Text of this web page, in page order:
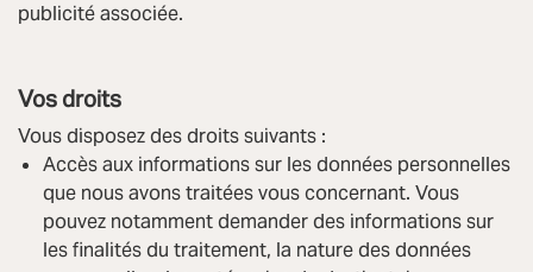
publicité associée.
Vos droits
Vous disposez des droits suivants :
Accès aux informations sur les données personnelles
que nous avons traitées vous concernant. Vous
pouvez notamment demander des informations sur
les finalités du traitement, la nature des données